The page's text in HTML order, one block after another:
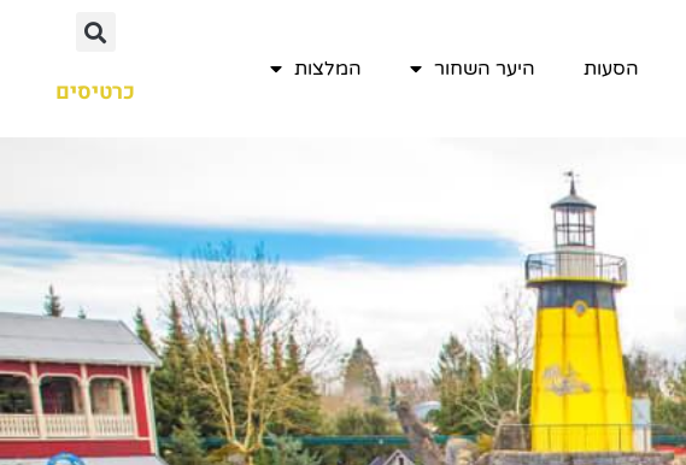
הסעות היער השחור המלצות
כרטיסים